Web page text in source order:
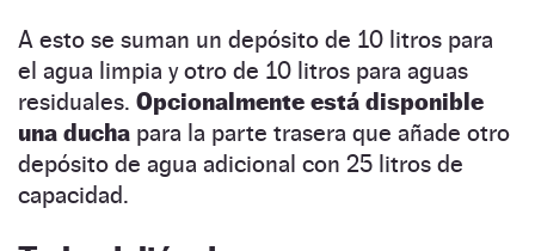
A esto se suman un depósito de 10 litros para
el agua limpia y otro de 10 litros para aguas
residuales. Opcionalmente está disponible
una ducha para la parte trasera que añade otro
depósito de agua adicional con 25 litros de
capacidad.